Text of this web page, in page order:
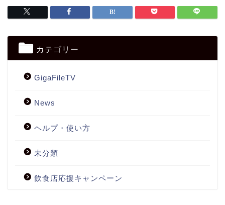
カテゴリー
GigaFileTV
News
ヘルプ・使い方
未分類
飲食店応援キャンペーン